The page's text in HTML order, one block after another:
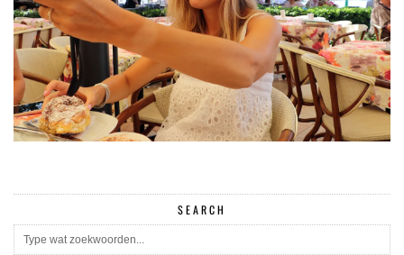
SEARCH